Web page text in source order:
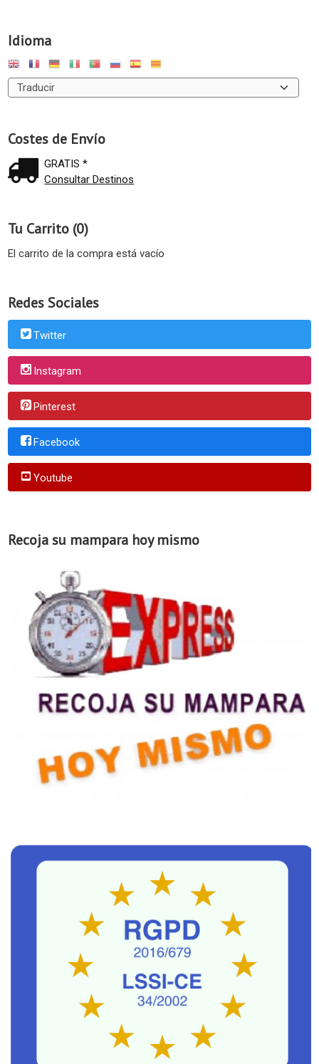
Idioma
Costes de Envío
GRATIS *
Consultar Destinos
Tu Carrito (0)
El carrito de la compra está vacío
Redes Sociales
Twitter
Instagram
Pinterest
Facebook
Youtube
Recoja su mampara hoy mismo